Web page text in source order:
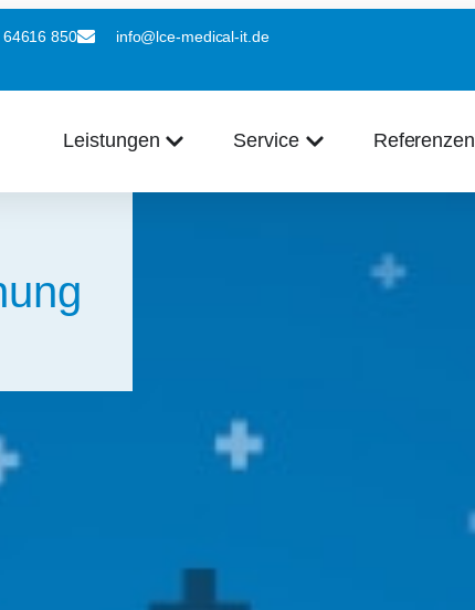
850 info@lce-medical-it.de
Leistungen Service Referenzen